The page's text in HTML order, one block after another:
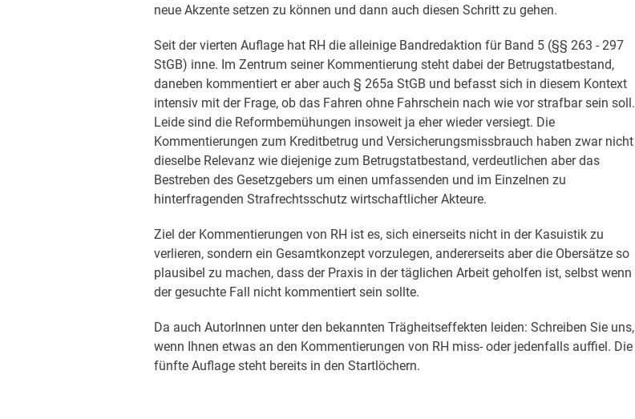
neue Akzente setzen zu können und dann auch diesen Schritt zu gehen.
Seit der vierten Auflage hat RH die alleinige Bandredaktion für Band 5 (§§ 263 - 297
StGB) inne. Im Zentrum seiner Kommentierung steht dabei der Betrugstatbestand,
daneben kommentiert er aber auch § 265a StGB und befasst sich in diesem Kontext
intensiv mit der Frage, ob das Fahren ohne Fahrschein nach wie vor strafbar sein soll.
Leide sind die Reformbemühungen insoweit ja eher wieder versiegt. Die
Kommentierungen zum Kreditbetrug und Versicherungsmissbrauch haben zwar nicht
dieselbe Relevanz wie diejenige zum Betrugstatbestand, verdeutlichen aber das
Bestreben des Gesetzgebers um einen umfassenden und im Einzelnen zu
hinterfragenden Strafrechtsschutz wirtschaftlicher Akteure.
Ziel der Kommentierungen von RH ist es, sich einerseits nicht in der Kasuistik zu
verlieren, sondern ein Gesamtkonzept vorzulegen, andererseits aber die Obersätze so
plausibel zu machen, dass der Praxis in der täglichen Arbeit geholfen ist, selbst wenn
der gesuchte Fall nicht kommentiert sein sollte.
Da auch AutorInnen unter den bekannten Trägheitseffekten leiden: Schreiben Sie uns,
wenn Ihnen etwas an den Kommentierungen von RH miss- oder jedenfalls auffiel. Die
fünfte Auflage steht bereits in den Startlöchern.